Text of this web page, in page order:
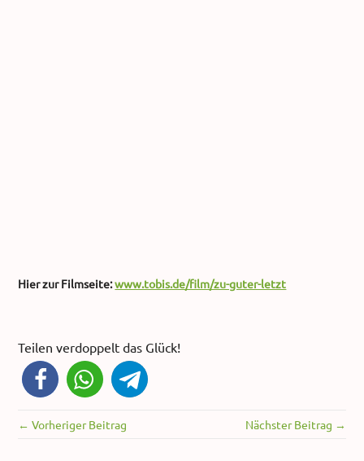
Hier zur Filmseite:www.tobis.de/film/zu-guter-letzt
Teilen verdoppelt das Glück!
← Vorheriger Beitrag Nächster Beitrag →